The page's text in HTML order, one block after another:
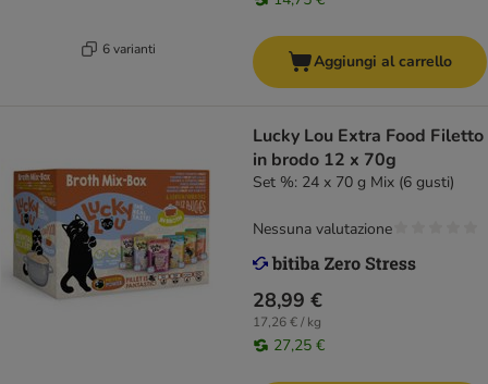
6 varianti
Aggiungi al carrello
Lucky Lou Extra Food Filetto
in brodo 12 x 70g
Set %: 24 x 70 g Mix (6 gusti)
28,99 €
17,26 € / kg
27,25 €
Nessuna valutazione